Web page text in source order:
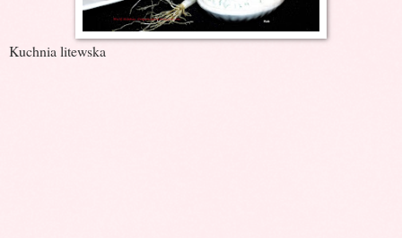
Kuchnia litewska